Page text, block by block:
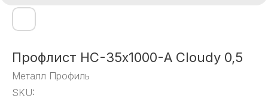
Профлист НС-35x1000-А Cloudy 0,5
Металл Профиль
SKU: